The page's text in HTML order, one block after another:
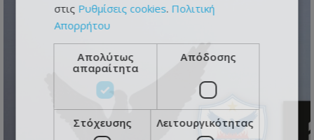
στις Ρυθμίσεις cookies. Πολιτική
Απορρήτου
Απολύτως
απαραίτητα
Απόδοσης
Στόχευσης Λειτουργικότητας